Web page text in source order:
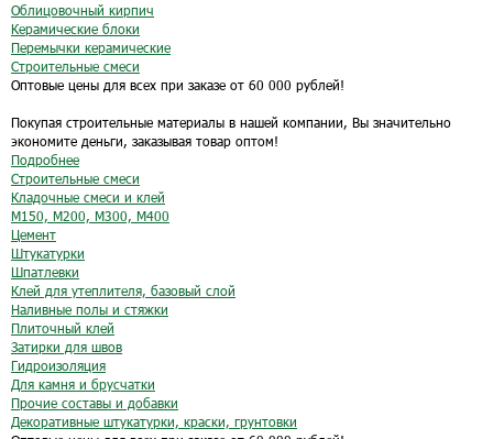
Облицовочный кирпич
Керамические блоки
Перемычки керамические
Строительные смеси
Оптовые цены для всех при заказе от 60 000 рублей!
Покупая строительные материалы в нашей компании, Вы значительно
экономите деньги, заказывая товар оптом!
Подробнее
Строительные смеси
Кладочные смеси и клей
М150, М200, М300, М400
Цемент
Штукатурки
Шпатлевки
Клей для утеплителя, базовый слой
Наливные полы и стяжки
Плиточный клей
Затирки для швов
Гидроизоляция
Для камня и брусчатки
Прочие составы и добавки
Декоративные штукатурки, краски, грунтовки